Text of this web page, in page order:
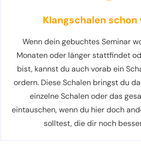
Klangschalen schon
Wenn dein gebuchtes Seminar
Monaten oder länger stattfindet
bist, kannst du auch vorab ein
ordern. Diese Schalen bringst du
einzelne Schalen oder das
eintauschen, wenn du hier doch
solltest, die dir noch